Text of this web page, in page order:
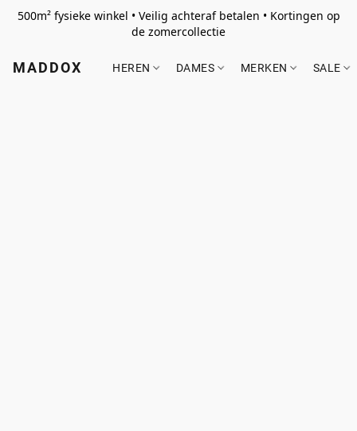
500m² fysieke winkel • Veilig achteraf betalen • Kortingen op
de zomercollectie
MADDOX HEREN DAMES MERKEN SALE